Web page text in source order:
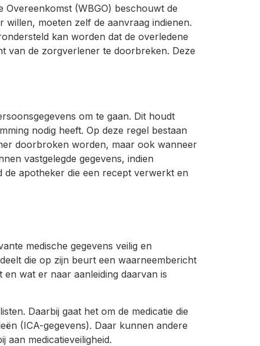
Overeenkomst (WBGO) beschouwt de
willen, moeten zelf de aanvraag indienen.
kan worden dat de overledene
van de zorgverlener te doorbreken. Deze
om te gaan. Dit houdt
nodig heeft. Op deze regel bestaan
doorbroken worden, maar ook wanneer
vastgelegde gegevens, indien
de apotheker die een recept verwerkt en
medische gegevens veilig en
die op zijn beurt een waarneembericht
wat er naar aanleiding daarvan is
Daarbij gaat het om de medicatie die
(ICA-gegevens). Daar kunnen andere
medicatieveiligheid.